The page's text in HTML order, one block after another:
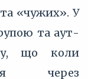
«чужих». У
та аут-
що коли
через